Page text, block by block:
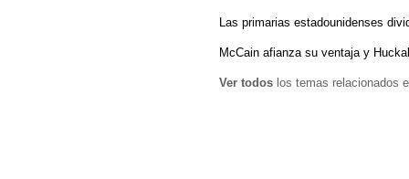
Las primarias estadounidenses
McCain afianza su ventaja y
Ver todos los temas relacionados